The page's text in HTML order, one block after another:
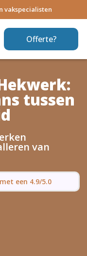
vakspecialisten
Offerte?
tussen
van
een 4.9/5.0